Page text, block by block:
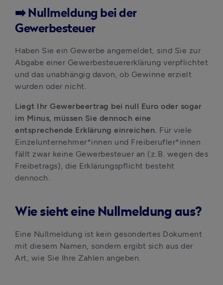
➡️ Nullmeldung bei der
Gewerbesteuer
Haben Sie ein Gewerbe angemeldet, sind Sie zur
Abgabe einer Gewerbesteuererklärung verpflichtet
und das unabhängig davon, ob Gewinne erzielt
wurden oder nicht.
Liegt Ihr Gewerbeertrag bei null Euro oder sogar
im Minus, müssen Sie dennoch eine
entsprechende Erklärung einreichen. Für viele
Einzelunternehmer*innen und Freiberufler*innen
fällt zwar keine Gewerbesteuer an (z. B. wegen des
Freibetrags), die Erklärungspflicht besteht
dennoch.
Wie sieht eine Nullmeldung aus?
Eine Nullmeldung ist kein gesondertes Dokument
mit diesem Namen, sondern ergibt sich aus der
Art, wie Sie Ihre Zahlen angeben.